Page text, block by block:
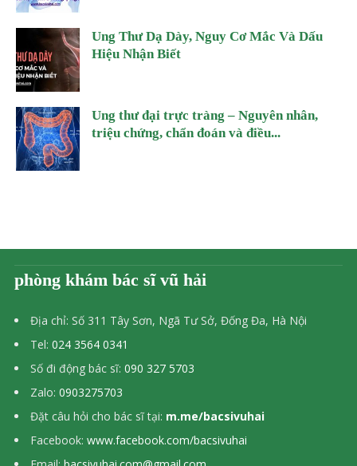
Ung Thư Dạ Dày, Nguy Cơ Mắc Và Dấu
Hiệu Nhận Biết
Ung thư đại trực tràng – Nguyên nhân,
triệu chứng, chẩn đoán và điều...
phòng khám bác sĩ vũ hải
Địa chỉ: Số 311 Tây Sơn, Ngã Tư Sở, Đống Đa, Hà Nội
Tel: 024 3564 0341
Số đi động bác sĩ: 090 327 5703
Zalo: 0903275703
Đặt câu hỏi cho bác sĩ tại: m.me/bacsivuhai
Facebook: www.facebook.com/bacsivuhai